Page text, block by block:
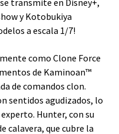
transmite en Disney+,
y Kotobukiya
a escala 1/7!
como Clone Force
de Kaminoan™
de comandos clon.
sentidos agudizados, lo
Hunter, con su
calavera, que cubre la